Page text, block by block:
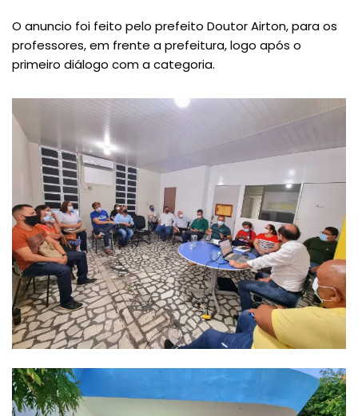
O anuncio foi feito pelo prefeito Doutor Airton, para os
professores, em frente a prefeitura, logo após o
primeiro diálogo com a categoria.